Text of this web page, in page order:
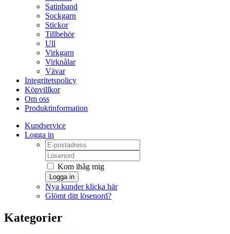
Satinband
Sockgarn
Stickor
Tillbehör
Ull
Virkgarn
Virknålar
Vävar
Integritetspolicy
Köpvillkor
Om oss
Produktinformation
Kundservice
Logga in
Kom ihåg mig
Logga in
Nya kunder klicka här
Glömt ditt lösenord?
Kategorier